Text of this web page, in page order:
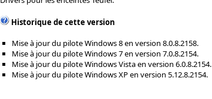
Historique de cette version
Mise à jour du pilote Windows 8 en version 8.0.8.2158.
Mise à jour du pilote Windows 7 en version 7.0.8.2154.
Mise à jour du pilote Windows Vista en version 6.0.8.2154.
Mise à jour du pilote Windows XP en version 5.12.8.2154.